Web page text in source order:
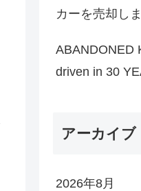
カーを売却しま
ABANDONED
driven in 30
アーカイブ
2026年8月